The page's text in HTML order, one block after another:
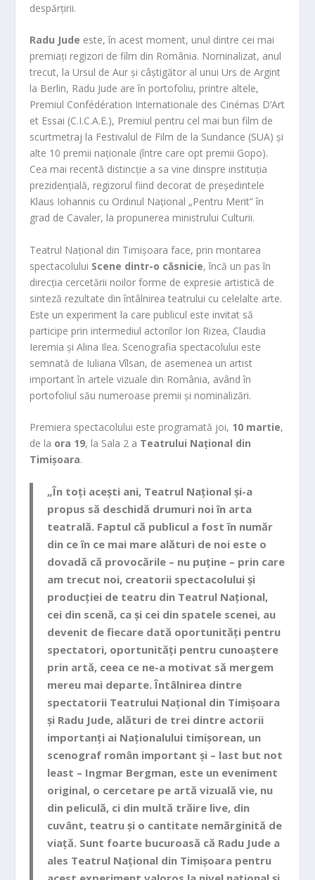
despărțirii.
Radu Jude este, în acest moment, unul dintre cei mai
premiați regizori de film din România. Nominalizat, anul
trecut, la Ursul de Aur și câștigător al unui Urs de Argint
la Berlin, Radu Jude are în portofoliu, printre altele,
Premiul Confédération Internationale des Cinémas D’Art
et Essai (C.I.C.A.E.), Premiul pentru cel mai bun film de
scurtmetraj la Festivalul de Film de la Sundance (SUA) și
alte 10 premii naționale (între care opt premii Gopo).
Cea mai recentă distincție a sa vine dinspre instituția
prezidențială, regizorul fiind decorat de președintele
Klaus Iohannis cu Ordinul Național „Pentru Merit” în
grad de Cavaler, la propunerea ministrului Culturii.
Teatrul Național din Timișoara face, prin montarea
spectacolului Scene dintr-o căsnicie, încă un pas în
direcția cercetării noilor forme de expresie artistică de
sinteză rezultate din întâlnirea teatrului cu celelalte arte.
Este un experiment la care publicul este invitat să
participe prin intermediul actorilor Ion Rizea, Claudia
Ieremia și Alina Ilea. Scenografia spectacolului este
semnată de Iuliana Vîlsan, de asemenea un artist
important în artele vizuale din România, având în
portofoliul său numeroase premii și nominalizări.
Premiera spectacolului este programată joi, 10 martie,
de la ora 19, la Sala 2 a Teatrului Național din
Timișoara.
„În toți acești ani, Teatrul Național și-a
propus să deschidă drumuri noi în arta
teatrală. Faptul că publicul a fost în număr
din ce în ce mai mare alături de noi este o
dovadă că provocările – nu puține – prin care
am trecut noi, creatorii spectacolului și
producției de teatru din Teatrul Național,
cei din scenă, ca și cei din spatele scenei, au
devenit de fiecare dată oportunități pentru
spectatori, oportunități pentru cunoaștere
prin artă, ceea ce ne-a motivat să mergem
mereu mai departe. Întâlnirea dintre
spectatorii Teatrului Național din Timișoara
și Radu Jude, alături de trei dintre actorii
importanți ai Naționalului timișorean, un
scenograf român important și – last but not
least – Ingmar Bergman, este un eveniment
original, o cercetare pe artă vizuală vie, nu
din peliculă, ci din multă trăire live, din
cuvânt, teatru și o cantitate nemărginită de
viață. Sunt foarte bucuroasă că Radu Jude a
ales Teatrul Național din Timișoara pentru